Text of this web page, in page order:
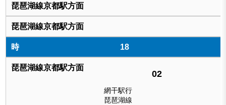
18
02
網干駅行
琵琶湖線